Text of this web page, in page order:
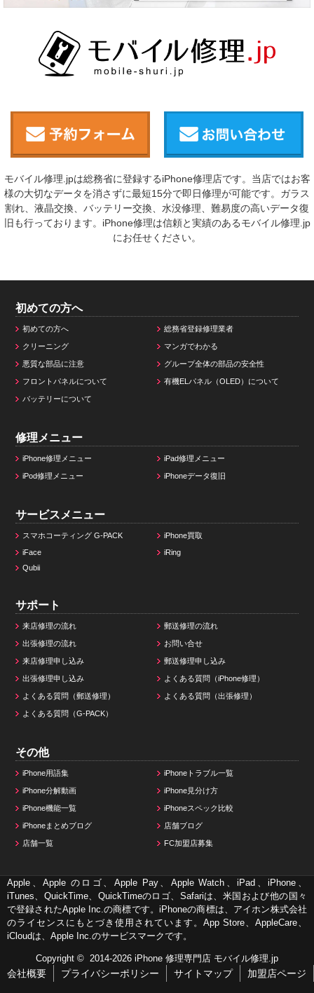
モバイル修理.jpは総務省に登録するiPhone修理店です。当店ではお客
様の大切なデータを消さずに最短15分で即日修理が可能です。ガラス
割れ、液晶交換、バッテリー交換、水没修理、難易度の高いデータ復
旧も行っております。iPhone修理は信頼と実績のあるモバイル修理.jp
にお任せください。
初めての方へ
初めての方へ 総務省登録修理業者
クリーニング マンガでわかる
悪質な部品に注意 グループ全体の部品の安全性
フロントパネルについて 有機ELパネル（OLED）について
バッテリーについて
修理メニュー
iPhone修理メニュー iPad修理メニュー
iPod修理メニュー iPhoneデータ復旧
サービスメニュー
スマホコーティング G-PACK
iPhone買取
iFace
iRing
Qubii
サポート
来店修理の流れ 郵送修理の流れ
出張修理の流れ お問い合せ
来店修理申し込み 郵送修理申し込み
出張修理申し込み よくある質問（iPhone修理）
よくある質問（郵送修理） よくある質問（出張修理）
よくある質問（G-PACK）
その他
iPhone用語集 iPhoneトラブル一覧
iPhone分解動画 iPhone見分け方
iPhone機能一覧 iPhoneスペック比較
iPhoneまとめブログ 店舗ブログ
店舗一覧 FC加盟店募集
Apple、Apple のロゴ、Apple Pay、Apple Watch、iPad、iPhone、
iTunes、QuickTime、QuickTimeのロゴ、Safariは、米国および他の国々
で登録されたApple Inc.の商標です。iPhoneの商標は、アイホン株式会社
のライセンスにもとづき使用されています。App Store、AppleCare、
iCloudは、Apple Inc.のサービスマークです。
Copyright © 2014-2026 iPhone 修理専門店 モバイル修理.jp
会社概要 プライバシーポリシー サイトマップ 加盟店ページ